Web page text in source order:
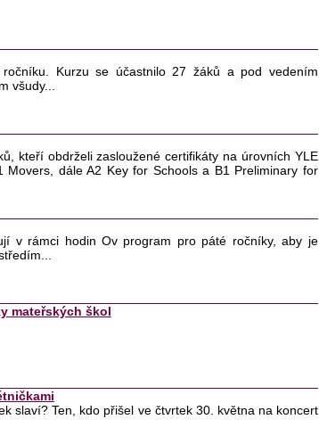
Kurzu se účastnilo 27 žáků a pod vedením
všudy...
kteří obdrželi zasloužené certifikáty na úrovních YLE
Movers, dále A2 Key for Schools a B1 Preliminary for
v rámci hodin Ov program pro páté ročníky, aby je
mateřských škol
slaví? Ten, kdo přišel ve čtvrtek 30. května na koncert